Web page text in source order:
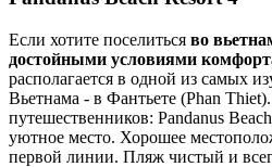
Если хотите поселиться во
достойными условиями
располагается в одной из самых
Вьетнама - в Фантьете (Phan
путешественников: Pandanus
уютное место. Хорошее
первой линии. Пляж чистый и